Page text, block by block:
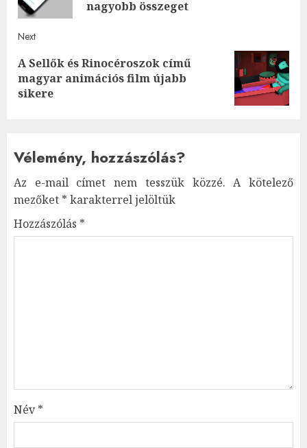
nagyobb összeget
Next
Next
post:
A Sellők és Rinocéroszok című
magyar animációs film újabb
sikere
Vélemény, hozzászólás?
Az e-mail címet nem tesszük közzé. A kötelező
mezőket * karakterrel jelöltük
Hozzászólás *
Név*